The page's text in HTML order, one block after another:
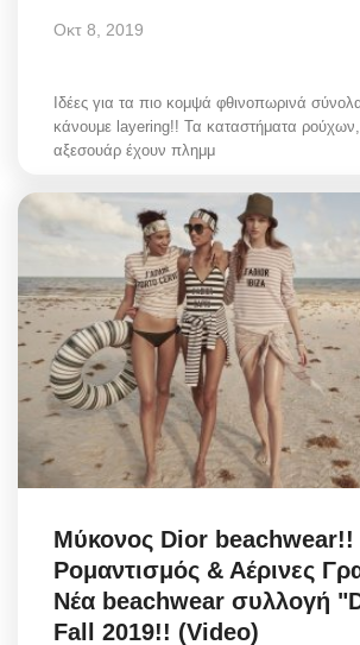
Οκτ 8, 2019
Ιδέες για τα πιο κομψά φθινοπωρινά
κάνουμε layering!! Τα καταστήματα
αξεσουάρ έχουν πλημμ
Μύκονος Dior beachwear!!
Ρομαντισμός & Αέρινες
Νέα beachwear συλλογή
Fall 2019!! (Video)